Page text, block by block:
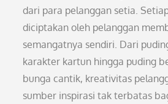
dari para pelanggan setia.
diciptakan oleh pelanggan
semangatnya sendiri. Dari
karakter kartun hingga puding
bunga cantik, kreativitas
sumber inspirasi tak terbatas